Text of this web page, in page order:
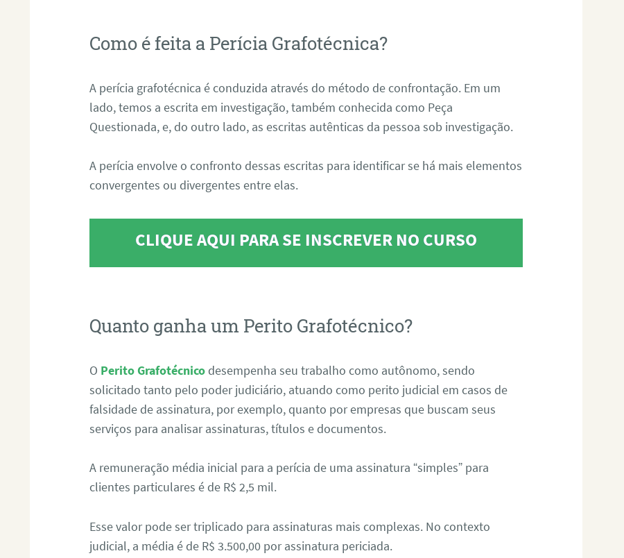
Como é feita a Perícia Grafotécnica?
A perícia grafotécnica é conduzida através do método de confrontação. Em um
lado, temos a escrita em investigação, também conhecida como Peça
Questionada, e, do outro lado, as escritas autênticas da pessoa sob investigação.
A perícia envolve o confronto dessas escritas para identificar se há mais elementos
convergentes ou divergentes entre elas.
CLIQUE AQUI PARA SE INSCREVER NO CURSO
Quanto ganha um Perito Grafotécnico?
O Perito Grafotécnico desempenha seu trabalho como autônomo, sendo
solicitado tanto pelo poder judiciário, atuando como perito judicial em casos de
falsidade de assinatura, por exemplo, quanto por empresas que buscam seus
serviços para analisar assinaturas, títulos e documentos.
A remuneração média inicial para a perícia de uma assinatura “simples” para
clientes particulares é de R$ 2,5 mil.
Esse valor pode ser triplicado para assinaturas mais complexas. No contexto
judicial, a média é de R$ 3.500,00 por assinatura periciada.